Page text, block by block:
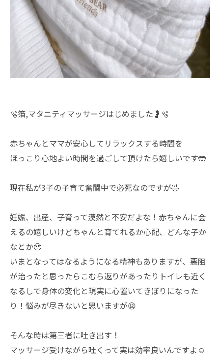
🫧箔,マタニティマッサージはじめました🤰🫧
赤ちゃんとママが安心してリラックスする時間を
ほっこり心地よい時間を過ごして頂けたら嬉しいです🤲
現在私が3子の子育て奮闘中で必死なのですが🤣
妊娠、出産、子育って漠然と不安だよな！赤ちゃんに会
えるの嬉しいけどちゃんと育てれるか心配、どんな子か
なとか🥹
いまとなってはなるようになる精神もありますが、悪阻
が治ったと思ったらこむら返りがあったりトイレも近く
なるしで身体の変化と現実に心置いてきぼりになった
り！悩みが尽きないと思いますが😫
そんな時は第三者に吐き出す！
マッサージ受けながら吐くって実は効率良いんですよ☺️